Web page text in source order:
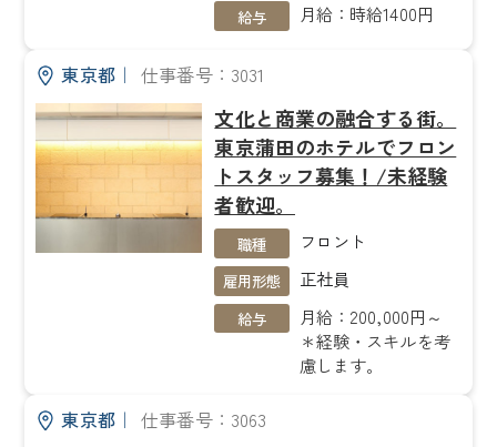
給与 月給：時給1400円
東京都｜ 仕事番号：3031
文化と商業の融合する街。
東京蒲田のホテルでフロン
トスタッフ募集！/未経験
者歓迎。
職種 フロント
雇用形態 正社員
給与
月給：200,000円～
＊経験・スキルを考
慮します。
東京都｜ 仕事番号：3063